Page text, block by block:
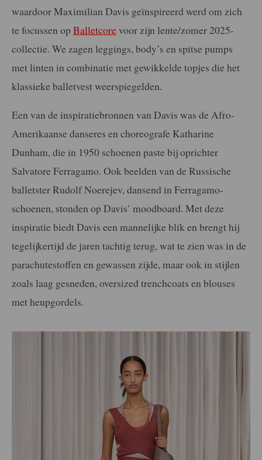
waardoor Maximilian Davis geïnspireerd werd om zich
te focussen op Balletcorevoor zijn lente/zomer 2025-
collectie. We zagen leggings, body’s en spitse pumps
met linten in combinatie met gewikkelde topjes die het
klassieke balletvest weerspiegelden.
Een van de inspiratiebronnen van Davis was de Afro-
Amerikaanse danseres en choreografe Katharine
Dunham, die in 1950 schoenen paste bij oprichter
Salvatore Ferragamo. Ook beelden van de Russische
balletster Rudolf Noerejev, dansend in Ferragamo-
schoenen, stonden op Davis’ moodboard. Met deze
inspiratie biedt Davis een mannelijke blik en brengt hij
tegelijkertijd de jaren tachtig terug, wat te zien was in de
parachutestoffen en gewassen zijde, maar ook in stijlen
zoals laag gesneden, oversized trenchcoats en blouses
met heupgordels.